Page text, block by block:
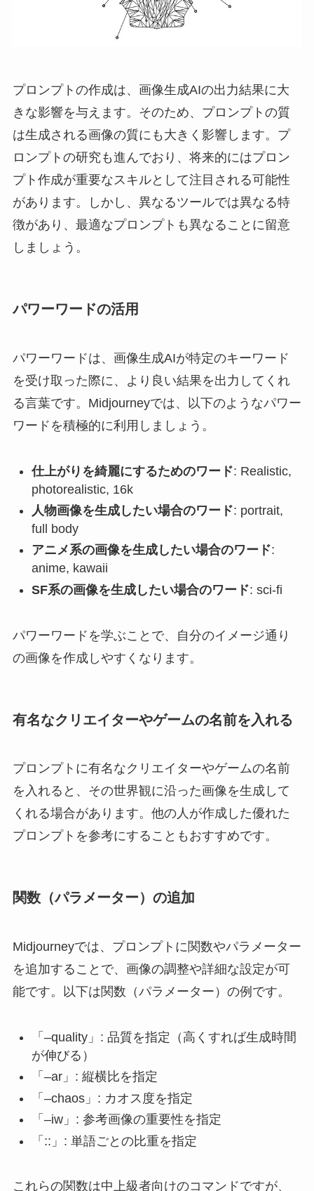
プロンプトの作成は、画像生成AIの出力結果に大
きな影響を与えます。そのため、プロンプトの質
は生成される画像の質にも大きく影響します。プ
ロンプトの研究も進んでおり、将来的にはプロン
プト作成が重要なスキルとして注目される可能性
があります。しかし、異なるツールでは異なる特
徴があり、最適なプロンプトも異なることに留意
しましょう。
パワーワードの活用
パワーワードは、画像生成AIが特定のキーワード
を受け取った際に、より良い結果を出力してくれ
る言葉です。Midjourneyでは、以下のようなパワー
ワードを積極的に利用しましょう。
仕上がりを綺麗にするためのワード: Realistic,
photorealistic, 16k
人物画像を生成したい場合のワード: portrait,
full body
アニメ系の画像を生成したい場合のワード:
anime, kawaii
SF系の画像を生成したい場合のワード: sci-fi
パワーワードを学ぶことで、自分のイメージ通り
の画像を作成しやすくなります。
有名なクリエイターやゲームの名前を入れる
プロンプトに有名なクリエイターやゲームの名前
を入れると、その世界観に沿った画像を生成して
くれる場合があります。他の人が作成した優れた
プロンプトを参考にすることもおすすめです。
関数（パラメーター）の追加
Midjourneyでは、プロンプトに関数やパラメーター
を追加することで、画像の調整や詳細な設定が可
能です。以下は関数（パラメーター）の例です。
「–quality」: 品質を指定（高くすれば生成時間
が伸びる）
「–ar」: 縦横比を指定
「–chaos」: カオス度を指定
「–iw」: 参考画像の重要性を指定
「::」: 単語ごとの比重を指定
これらの関数は中上級者向けのコマンドですが、